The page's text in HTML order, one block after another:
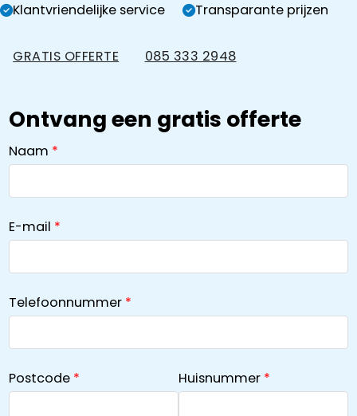
Klantvriendelijke service Transparante prijzen
GRATIS OFFERTE 085 333 2948
Ontvang een gratis offerte
Naam
E-mail
Telefoonnummer
Postcode Huisnummer